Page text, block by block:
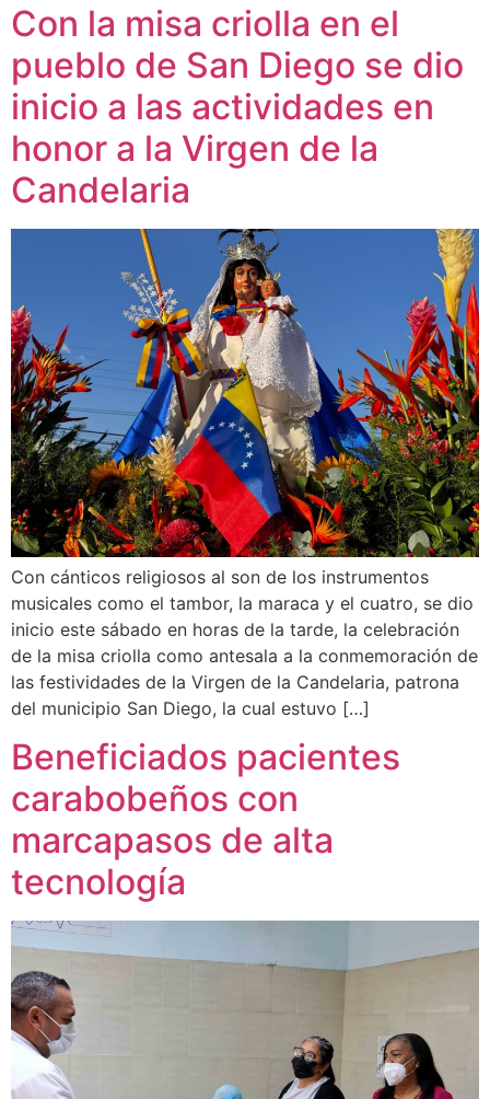
Con la misa criolla en el
pueblo de San Diego se dio
inicio a las actividades en
honor a la Virgen de la
Candelaria
Con cánticos religiosos al son de los instrumentos
musicales como el tambor, la maraca y el cuatro, se dio
inicio este sábado en horas de la tarde, la celebración
de la misa criolla como antesala a la conmemoración de
las festividades de la Virgen de la Candelaria, patrona
del municipio San Diego, la cual estuvo […]
Beneficiados pacientes
carabobeños con
marcapasos de alta
tecnología